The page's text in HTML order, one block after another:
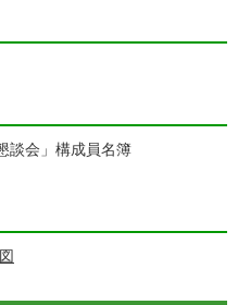
談会」構成員名簿